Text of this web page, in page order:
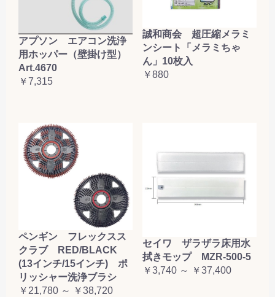
アプソン エアコン洗浄
用ホッパー（壁掛け型）
Art.4670
￥7,315
誠和商会 超圧縮メラミ
ンシート「メラミちゃ
ん」10枚入
￥880
ペンギン フレックスス
クラブ RED/BLACK
(13インチ/15インチ) ポ
リッシャー洗浄ブラシ
￥21,780 ～ ￥38,720
セイワ ザラザラ床用水
拭きモップ MZR-500-5
￥3,740 ～ ￥37,400